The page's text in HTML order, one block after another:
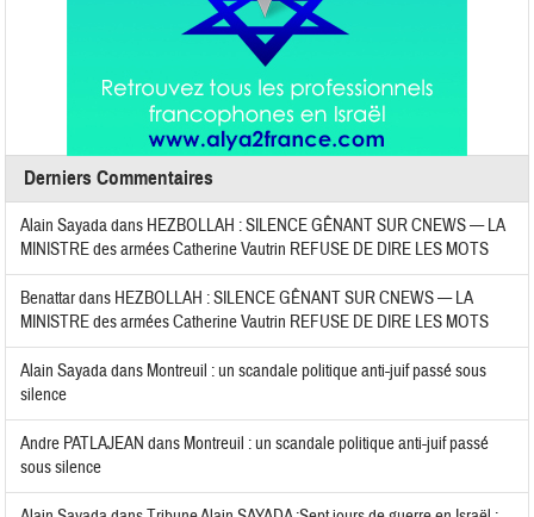
Derniers Commentaires
Alain Sayadadans HEZBOLLAH : SILENCE GÊNANT SUR CNEWS — LA
MINISTRE des armées Catherine Vautrin REFUSE DE DIRE LES MOTS
Benattardans HEZBOLLAH : SILENCE GÊNANT SUR CNEWS — LA
MINISTRE des armées Catherine Vautrin REFUSE DE DIRE LES MOTS
Alain Sayadadans Montreuil : un scandale politique anti-juif passé sous
silence
Andre PATLAJEAN dans Montreuil : un scandale politique anti-juif passé
sous silence